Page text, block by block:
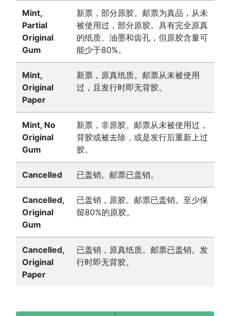
Mint,
Partial
Original
Gum
新票，部分原胶。邮票为真品，从未
被使用过，部分原胶。具有完全原真
的纸质、油墨和齿孔，但原胶含量可
能少于80%。
Mint,
Original
Paper
新票，原真纸质。邮票从未被使用
过，且发行时即无背胶。
Mint, No
Original
Gum
新票，非原胶。邮票从未被使用过，
背胶或被去除，或是发行后重新上过
胶。
Cancelled 已盖销。邮票已盖销。
Cancelled,
Original
Gum
已盖销，原胶。邮票已盖销。至少保
留80%的原胶。
Cancelled,
Original
Paper
已盖销，原真纸质。邮票已盖销。发
行时即无背胶。